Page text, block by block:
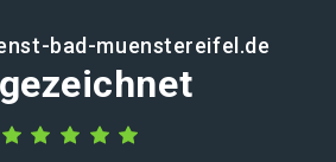
bad-muenstereifel.de